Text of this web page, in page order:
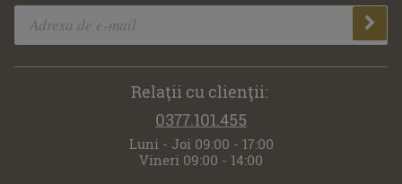
Relaţii cu clienţii:
0377.101.455
Luni - Joi 09:00 - 17:00
Vineri 09:00 - 14:00